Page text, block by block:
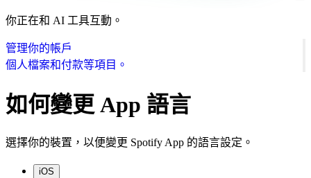
你正在和 AI 工具互動。
管理你的帳戶
個人檔案和付款等項目。
如何變更 App 語言
選擇你的裝置，以便變更 Spotify App 的語言設定。
iOS